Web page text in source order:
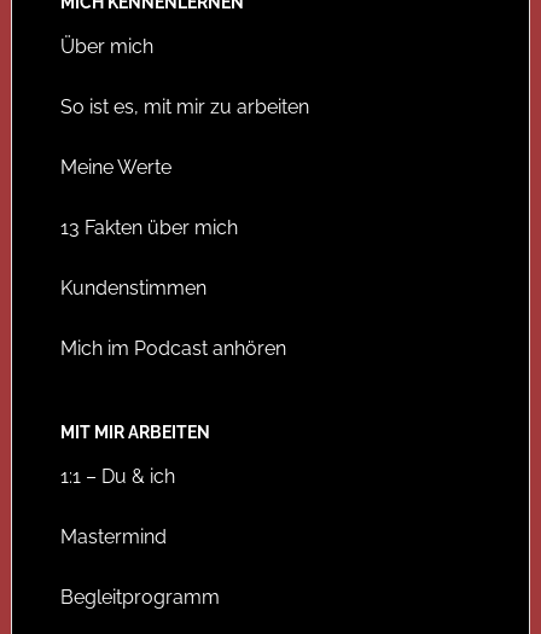
Über mich
So ist es, mit mir zu arbeiten
Meine Werte
13 Fakten über mich
Kundenstimmen
Mich im Podcast anhören
MIT MIR ARBEITEN
1:1 – Du & ich
Mastermind
Begleitprogramm